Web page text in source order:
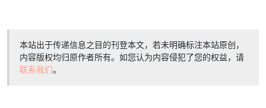
本站出于传递信息之目的刊登本文，若未明确标注本站原创，
内容版权均归原作者所有。如您认为内容侵犯了您的权益，请
联系我们。